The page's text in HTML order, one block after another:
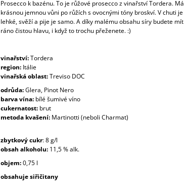
Prosecco k bazénu. To je růžové prosecco z vinařství Tordera. Má
krásnou jemnou vůni po růžích s ovocnými tóny broskví. V chuti je
lehké, svěží a pije je samo. A díky malému obsahu síry budete mít
ráno čistou hlavu, i když to trochu přeženete. :)
vinařství:Tordera
region:Itálie
vinařská oblast:Treviso DOC
odrůda:Glera, Pinot Nero
barva vína:bílé šumivé víno
cukernatost:brut
metoda kvašení: Martinotti (neboli Charmat)
zbytkový cukr: 8 g/l
obsah alkoholu:11,5 % alk.
objem:0,75 l
obsahuje siřičitany